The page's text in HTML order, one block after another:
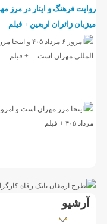
روایت فرهنگ و ایثار در مرز
میزبان زائران اربعین + فیلم
آرشیو